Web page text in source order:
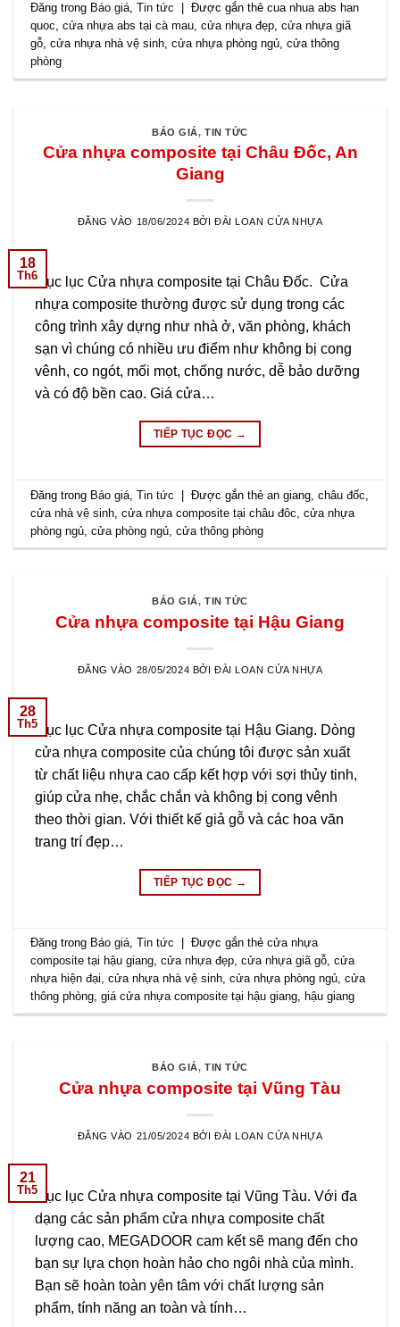
Đăng trong Báo giá,Tin tức Được gắn thẻcua nhua abs han
quoc,cửa nhựa abs tại cà mau,cửa nhựa đẹp,cửa nhựa giã
gỗ,cửa nhựa nhà vệ sinh,cửa nhựa phòng ngủ,cửa thông
phòng
BÁO GIÁ,TIN TỨC
Cửa nhựa composite tại Châu Đốc, An
Giang
ĐĂNG VÀO 18/06/2024 BỞI ĐÀI LOAN CỬA NHỰA
18
Th6Mục lục Cửa nhựa composite tại Châu Đốc. Cửa
nhựa composite thường được sử dụng trong các
công trình xây dựng như nhà ở, văn phòng, khách
sạn vì chúng có nhiều ưu điểm như không bị cong
vênh, co ngót, mối mọt, chống nước, dễ bảo dưỡng
và có độ bền cao. Giá cửa…
TIẾP TỤC ĐỌC →
Đăng trong Báo giá ,Tin tức Được gắn thẻan giang ,châu đốc
cửa nhà vệ sinh ,cửa nhựa composite tại châu đôc ,cửa nhựa
phòng ngủ ,cửa phòng ngủ ,cửa thông phòng
BÁO GIÁ,TIN TỨC
Cửa nhựa composite tại Hậu Giang
ĐĂNG VÀO 28/05/2024 BỞI ĐÀI LOAN CỬA NHỰA
28
Th5Mục lục Cửa nhựa composite tại Hậu Giang. Dòng
cửa nhựa composite của chúng tôi được sản xuất
từ chất liệu nhựa cao cấp kết hợp với sợi thủy tinh,
giúp cửa nhẹ, chắc chắn và không bị cong vênh
theo thời gian. Với thiết kế giả gỗ và các hoa văn
trang trí đẹp…
TIẾP TỤC ĐỌC →
Đăng trong Báo giá,Tin tức Được gắn thẻcửa nhựa
composite tại hậu giang,cửa nhựa đẹp,cửa nhựa giã gỗ,cửa
nhựa hiện đại,cửa nhựa nhà vệ sinh,cửa nhựa phòng ngủ,cửa
thông phòng,giá cửa nhựa composite tại hậu giang, hậu giang
BÁO GIÁ,TIN TỨC
Cửa nhựa composite tại Vũng Tàu
ĐĂNG VÀO 21/05/2024 BỞI ĐÀI LOAN CỬA NHỰA
21
Th5Mục lục Cửa nhựa composite tại Vũng Tàu. Với đa
dạng các sản phẩm cửa nhựa composite chất
lượng cao, MEGADOOR cam kết sẽ mang đến cho
bạn sự lựa chọn hoàn hảo cho ngôi nhà của mình.
Bạn sẽ hoàn toàn yên tâm với chất lượng sản
phẩm, tính năng an toàn và tính…